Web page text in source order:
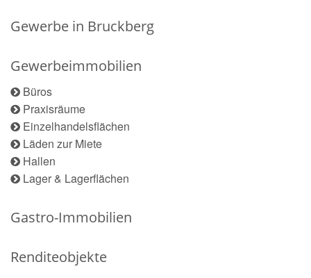
Gewerbe in Bruckberg
Gewerbeimmobilien
Büros
Praxisräume
Einzelhandelsflächen
Läden zur Miete
Hallen
Lager & Lagerflächen
Gastro-Immobilien
Renditeobjekte